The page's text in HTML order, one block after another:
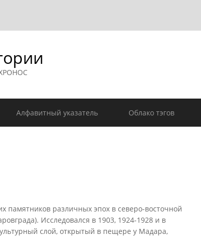
Алфавитный указатель Облако тэгов
памятников различных эпох в северо-восточной
Исследовался в 1903, 1924-1928 и в
слой, открытый в пещере у Мадара,